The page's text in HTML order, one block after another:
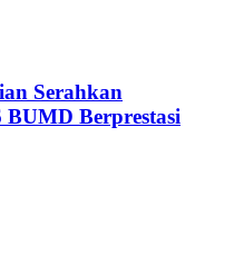
Serahkan
BUMD Berprestasi